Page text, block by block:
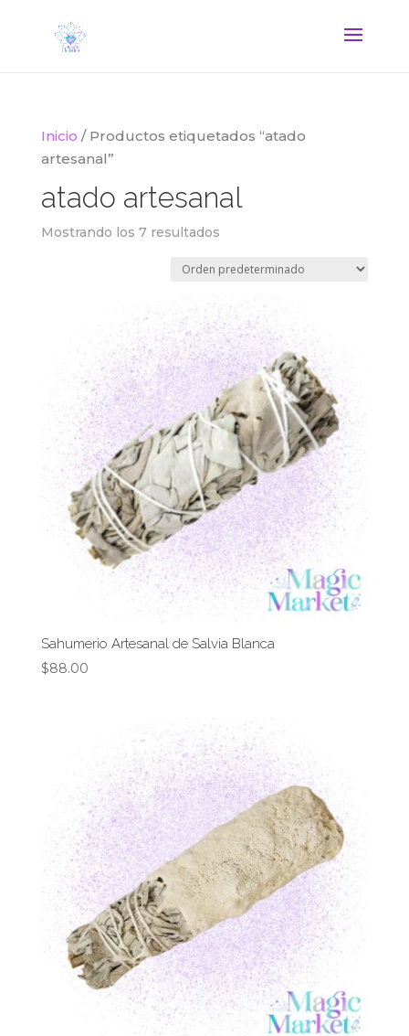
Inicio / Productos etiquetados “atado
artesanal”
atado artesanal
Mostrando los 7 resultados
Sahumerio Artesanal de Salvia Blanca
$88.00